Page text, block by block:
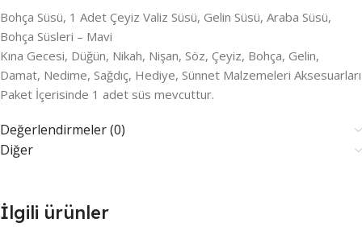
Bohça Süsü, 1 Adet Çeyiz Valiz Süsü, Gelin Süsü, Araba Süsü,
Bohça Süsleri – Mavi
Kına Gecesi, Düğün, Nikah, Nişan, Söz, Çeyiz, Bohça, Gelin,
Damat, Nedime, Sağdıç, Hediye, Sünnet Malzemeleri Aksesuarları
Paket İçerisinde 1 adet süs mevcuttur.
Değerlendirmeler (0)
Diğer
İlgili ürünler